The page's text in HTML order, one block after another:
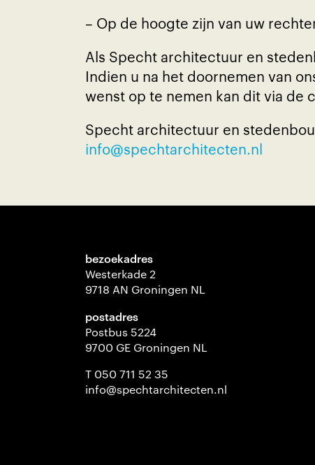
– Op de hoogte zijn van uw
Als Specht architectuur en
Indien u na het doornemen van
wenst op te nemen kan dit via de
Specht architectuur en
info@spechtarchitecten.nl
bezoekadres
Westerkade 2
9718 AN Groningen NL
postadres
Postbus 5224
9700 GE Groningen NL
T 050 711 52 35
info@spechtarchitecten.nl